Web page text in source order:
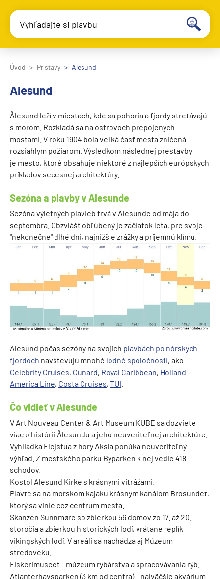
Vyhľadajte si plavbu
Úvod Prístavy Alesund
Alesund
Ålesund leží v miestach, kde sa pohoria a fjordy stretávajú
s morom. Rozkladá sa na ostrovoch prepojených
mostami. V roku 1904 bola veľká časť mesta zničená
rozsiahlym požiarom. Výsledkom následnej prestavby
je mesto, ktoré obsahuje niektoré z najlepších európskych
príkladov secesnej architektúry.
Sezóna a plavby v Alesunde
Sezóna výletných plavieb trvá v Alesunde od mája do
septembra. Obzvlášť obľúbený je začiatok leta, pre svoje
"nekonečne" dlhé dni, najnižšie zrážky a príjemnú klímu.
Alesund počas sezóny na svojich plavbách po nórskych
fjordoch navštevujú mnohé lodné spoločnosti, ako
Celebrity Cruises, Cunard, Royal Caribbean, Holland
America Line, Costa Cruises, TUI
Čo vidieť v Alesunde
V Art Nouveau Center & Art Museum KUBE sa dozviete
viac o histórii Ålesundu a jeho neuveriteľnej architektúre.
Vyhliadka Flejstua z hory Aksla ponúka neuveriteľný
výhľad. Z mestského parku Byparken k nej vedie 418
schodov.
Kostol Alesund Kirke s krásnymi vitrážami.
Plavte sa na morskom kajaku krásnym kanálom Brosundet,
ktorý sa vinie cez centrum mesta.
Skanzen Sunnmøre so zbierkou 56 domov zo 17. až 20.
storočia a zbierkou historických lodí, vrátane replík
vikingských lodí. V areáli sa nachádza aj Múzeum
stredoveku.
Fiskerimuseet - múzeum rybárstva a spracovávania rýb.
Atlanterhavsparken (3 km od centra) – najväčšie akvárium